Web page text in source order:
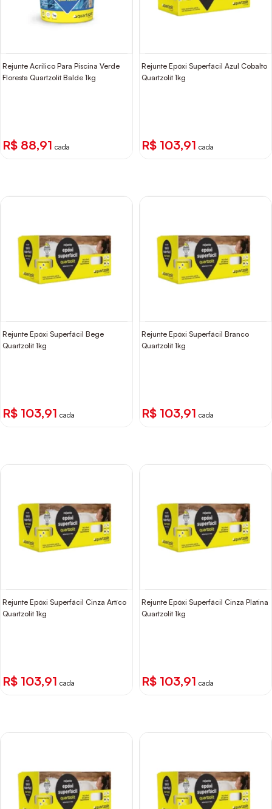
Rejunte Acrilico Para Piscina Verde
Floresta Quartzolit Balde 1kg
R$ 88,91 cada
Rejunte Epóxi Superfácil Azul Cobalto
Quartzolit 1kg
R$ 103,91 cada
Rejunte Epóxi Superfácil Bege
Quartzolit 1kg
R$ 103,91 cada
Rejunte Epóxi Superfácil Branco
Quartzolit 1kg
R$ 103,91 cada
Rejunte Epóxi Superfácil Cinza Artíco
Quartzolit 1kg
R$ 103,91 cada
Rejunte Epóxi Superfácil Cinza Platina
Quartzolit 1kg
R$ 103,91 cada